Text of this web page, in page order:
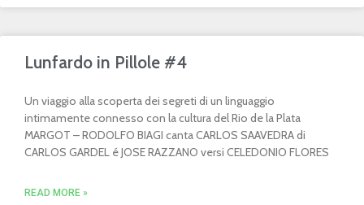
Lunfardo in Pillole #4
Un viaggio alla scoperta dei segreti di un linguaggio
intimamente connesso con la cultura del Rio de la Plata
MARGOT – RODOLFO BIAGI canta CARLOS SAAVEDRA di
CARLOS GARDEL é JOSE RAZZANO versi CELEDONIO FLORES
READ MORE »